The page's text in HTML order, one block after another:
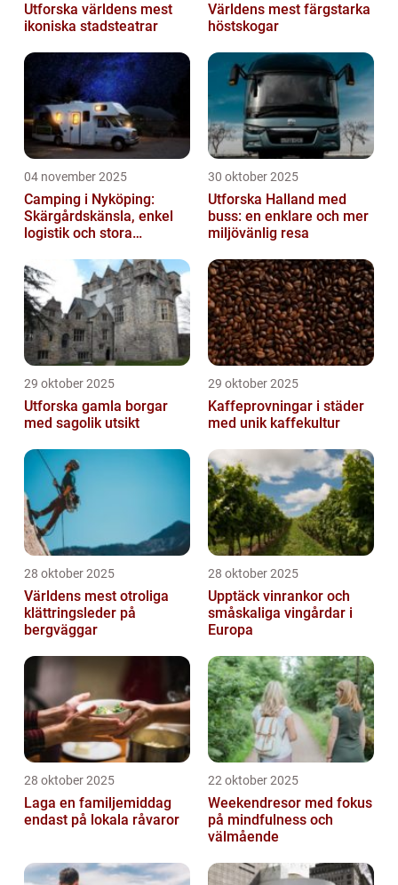
Utforska världens mest
ikoniska stadsteatrar
Världens mest färgstarka
höstskogar
04 november 2025
Camping i Nyköping:
Skärgårdskänsla, enkel
logistik och stora
30 oktober 2025
Utforska Halland med
buss: en enklare och mer
miljövänlig resa
29 oktober 2025
Utforska gamla borgar
med sagolik utsikt
29 oktober 2025
Kaffeprovningar i städer
med unik kaffekultur
28 oktober 2025
Världens mest otroliga
klättringsleder på
bergväggar
28 oktober 2025
Upptäck vinrankor och
småskaliga vingårdar i
Europa
28 oktober 2025
Laga en familjemiddag
endast på lokala råvaror
22 oktober 2025
Weekendresor med fokus
på mindfulness och
välmående